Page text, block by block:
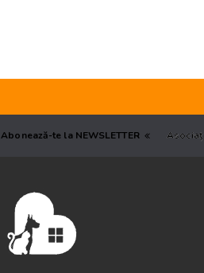
Abonează-te la NEWSLETTER